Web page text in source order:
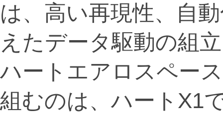
は、高い再現性、自
えたデータ駆動の組
ハートエアロスペー
組むのは、ハートX1